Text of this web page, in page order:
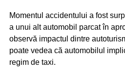
Momentul accidentului a fost
a unui alt automobil parcat în
observă impactul dintre
poate vedea că automobilul
regim de taxi.